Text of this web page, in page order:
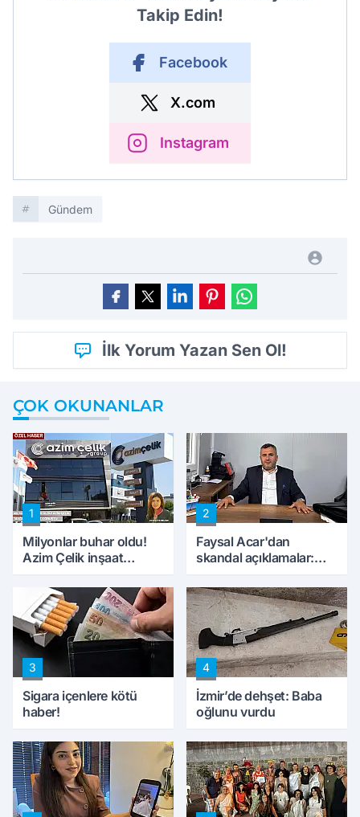
Takip Edin!
Facebook
X.com
Instagram
Gündem
İlk Yorum Yazan Sen Ol!
ÇOK OKUNANLAR
1
Milyonlar buhar oldu!
Azim Çelik inşaat
konuştu
2
Faysal Acar'dan
skandal açıklamalar:
peynircilerimizi de
kıskaca aldı, müdahale
ettik'
3
Sigara içenlere kötü
haber!
4
İzmir’de dehşet: Baba
oğlunu vurdu